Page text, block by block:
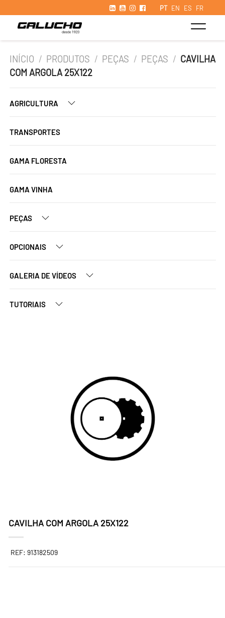
PT EN ES FR
INÍCIO / PRODUTOS / PEÇAS / PEÇAS / CAVILHA
COM ARGOLA 25X122
AGRICULTURA
TRANSPORTES
GAMA FLORESTA
GAMA VINHA
PEÇAS
OPCIONAIS
GALERIA DE VÍDEOS
TUTORIAIS
CAVILHA COM ARGOLA 25X122
REF: 913182509